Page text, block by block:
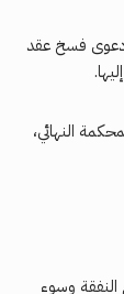
دعوى فسخ عقد
النهائي،
وسوء